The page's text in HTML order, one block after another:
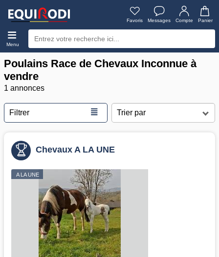
Favoris Messages Compte Panier
Menu
Poulains Race de Chevaux Inconnue à
vendre
1 annonces
Filtrer ≣
Chevaux A LA UNE
A LA UNE